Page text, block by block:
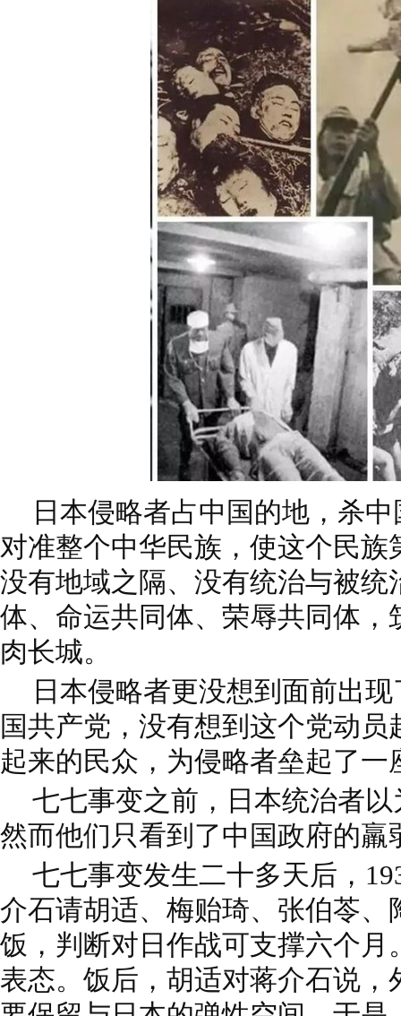
日本侵略者占中国的地，杀
对准整个中华民族，使这个民族
没有地域之隔、没有统治与被统
体、命运共同体、荣辱共同体，
肉长城。
日本侵略者更没想到面前出
国共产党，没有想到这个党动
起来的民众，为侵略者垒起了一
七七事变之前，日本统治者
然而他们只看到了中国政府的羸
七七事变发生二十多天后，
介石请胡适、梅贻琦、张伯苓、
饭，判断对日作战可支撑六个月
表态。饭后，胡适对蒋介石说